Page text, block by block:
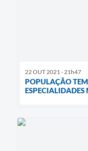
22 OUT 2021 - 21h47
POPULAÇÃO TEM